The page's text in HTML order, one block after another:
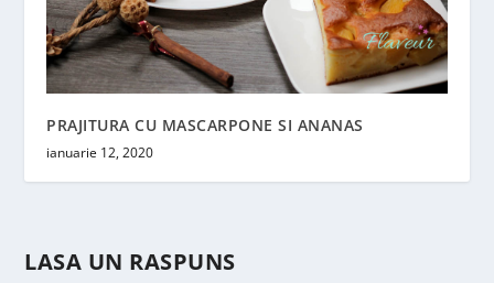
PRAJITURA CU MASCARPONE SI ANANAS
ianuarie 12, 2020
LASA UN RASPUNS